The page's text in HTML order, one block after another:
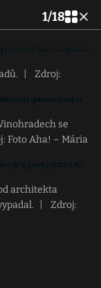
1/18
Zdroj:
se
Foto Aha! – Mária
architekta
Zdroj: